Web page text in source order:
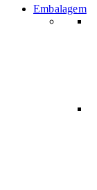
Embalagem